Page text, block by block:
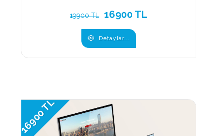
19900 TL 16900 TL
Detaylar...
16900 TL